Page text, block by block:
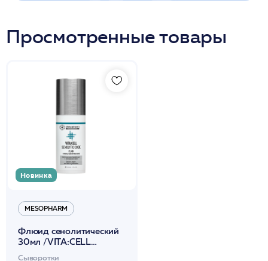
Просмотренные товары
Новинка
MESOPHARM
Флюид сенолитический
30мл /VITA:CELL
Сыворотки